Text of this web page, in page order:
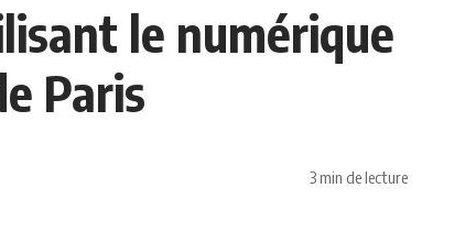
le numérique
Paris
3 min de lecture